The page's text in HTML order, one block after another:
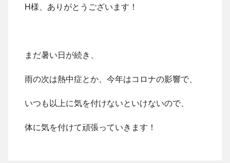
H様、ありがとうございます！
まだ暑い日が続き、
雨の次は熱中症とか、今年はコロナの影響で、
いつも以上に気を付けないといけないので、
体に気を付けて頑張っていきます！